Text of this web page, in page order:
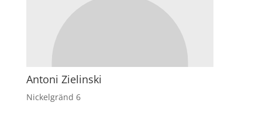
Antoni Zielinski
Nickelgränd 6